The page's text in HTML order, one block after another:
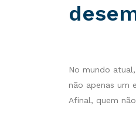
No mundo
não apenas um
Afinal, quem